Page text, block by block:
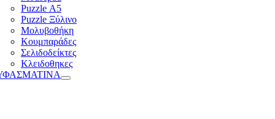
Puzzle Α5
Puzzle Ξύλινο
Μολυβοθήκη
Κουμπαράδες
Σελιδοδείκτες
Κλειδοθηκες